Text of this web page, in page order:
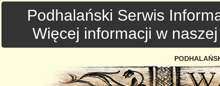
Podhalański Serwis
Więcej informacji w